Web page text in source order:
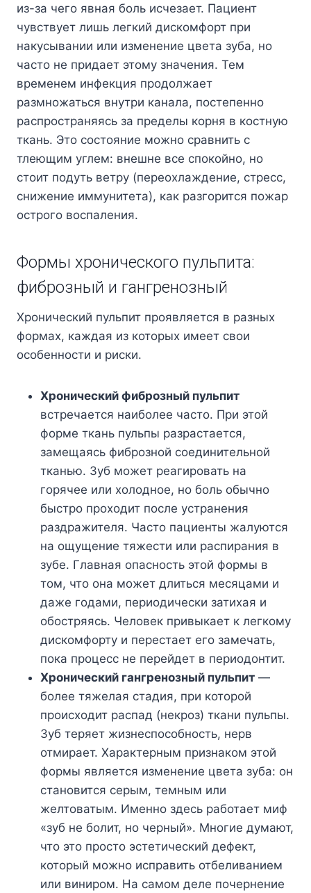
из-за чего явная боль исчезает. Пациент
чувствует лишь легкий дискомфорт при
накусывании или изменение цвета зуба, но
часто не придает этому значения. Тем
временем инфекция продолжает
размножаться внутри канала, постепенно
распространяясь за пределы корня в костную
ткань. Это состояние можно сравнить с
тлеющим углем: внешне все спокойно, но
стоит подуть ветру (переохлаждение, стресс,
снижение иммунитета), как разгорится пожар
острого воспаления.
Формы хронического пульпита:
фиброзный и гангренозный
Хронический пульпит проявляется в разных
формах, каждая из которых имеет свои
особенности и риски.
Хронический фиброзный пульпит
встречается наиболее часто. При этой
форме ткань пульпы разрастается,
замещаясь фиброзной соединительной
тканью. Зуб может реагировать на
горячее или холодное, но боль обычно
быстро проходит после устранения
раздражителя. Часто пациенты жалуются
на ощущение тяжести или распирания в
зубе. Главная опасность этой формы в
том, что она может длиться месяцами и
даже годами, периодически затихая и
обостряясь. Человек привыкает к легкому
дискомфорту и перестает его замечать,
пока процесс не перейдет в периодонтит.
Хронический гангренозный пульпит —
более тяжелая стадия, при которой
происходит распад (некроз) ткани пульпы.
Зуб теряет жизнеспособность, нерв
отмирает. Характерным признаком этой
формы является изменение цвета зуба: он
становится серым, темным или
желтоватым. Именно здесь работает миф
«зуб не болит, но черный». Многие думают,
что это просто эстетический дефект,
который можно исправить отбеливанием
или виниром. На самом деле почернение